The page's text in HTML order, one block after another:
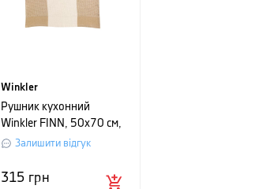
Winkler
Рушник кухонний
Winkler FINN, 50х70 см,
бежевий
Залишити відгук
315 грн